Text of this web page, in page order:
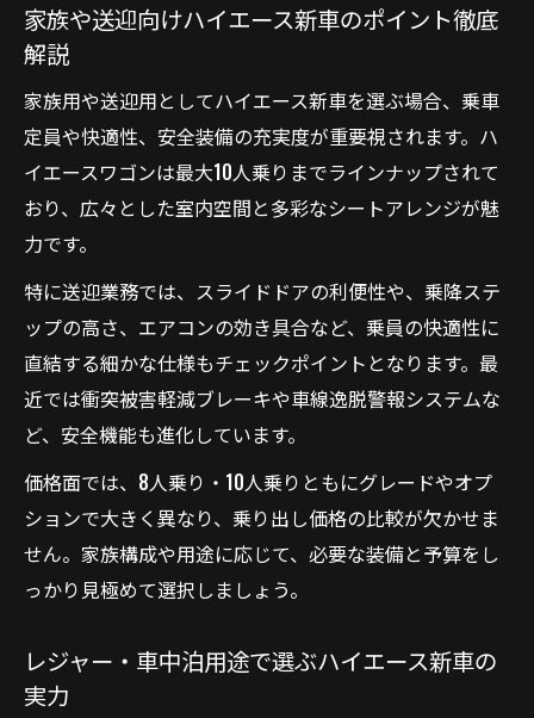
家族や送迎向けハイエース新車のポイント徹底
解説
家族用や送迎用としてハイエース新車を選ぶ場合、乗車
定員や快適性、安全装備の充実度が重要視されます。ハ
イエースワゴンは最大10人乗りまでラインナップされて
おり、広々とした室内空間と多彩なシートアレンジが魅
力です。
特に送迎業務では、スライドドアの利便性や、乗降ステ
ップの高さ、エアコンの効き具合など、乗員の快適性に
直結する細かな仕様もチェックポイントとなります。最
近では衝突被害軽減ブレーキや車線逸脱警報システムな
ど、安全機能も進化しています。
価格面では、8人乗り・10人乗りともにグレードやオプ
ションで大きく異なり、乗り出し価格の比較が欠かせま
せん。家族構成や用途に応じて、必要な装備と予算をし
っかり見極めて選択しましょう。
レジャー・車中泊用途で選ぶハイエース新車の
実力